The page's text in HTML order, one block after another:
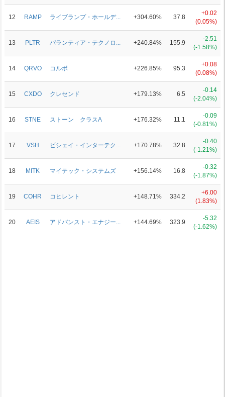
12 RAMP ライブランプ・ホールデ... +304.60% 37.8
+0.02
(0.05%)
13 PLTR パランティア・テクノロ... +240.84% 155.9
-2.51
(-1.58%)
14 QRVO コルボ +226.85% 95.3
+0.08
(0.08%)
15 CXDO クレセンド +179.13% 6.5
-0.14
(-2.04%)
16 STNE ストーン クラスA +176.32% 11.1
-0.09
(-0.81%)
17 VSH ビシェイ・インターテク... +170.78% 32.8
-0.40
(-1.21%)
18 MITK マイテック・システムズ +156.14% 16.8
-0.32
(-1.87%)
19 COHR コヒレント +148.71% 334.2
+6.00
(1.83%)
20 AEIS アドバンスト・エナジー... +144.69% 323.9
-5.32
(-1.62%)